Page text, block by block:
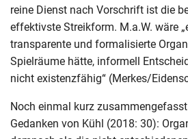
reine Dienst nach Vorschrift ist die
effektivste Streikform. M.a.W. wäre
transparente und formalisierte
Spielräume hätte, informell
nicht existenzfähig“ (Merkes/
Noch einmal kurz
Gedanken von Kühl (2018: 30):